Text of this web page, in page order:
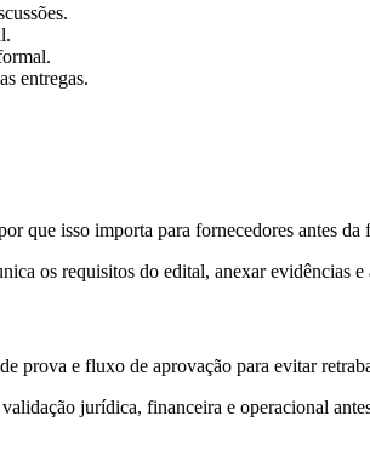
entregas.
que isso importa para fornecedores antes
os requisitos do edital, anexar evidências
prova e fluxo de aprovação para evitar
jurídica, financeira e operacional